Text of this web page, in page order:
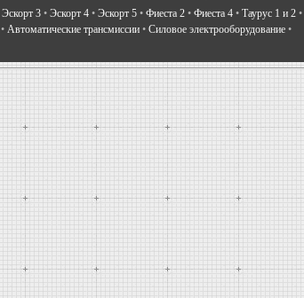
Эскорт 3 • Эскорт 4 • Эскорт 5 • Фиеста 2 • Фиеста 4 • Таурус 1 и 2 •
• Автоматические трансмиссии • Силовое электрооборудование •